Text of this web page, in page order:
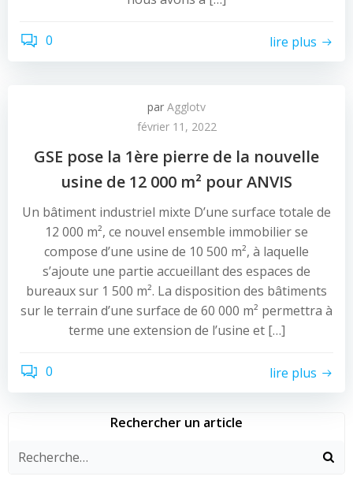
0 lire plus
par Agglotv
février 11, 2022
GSE pose la 1ère pierre de la nouvelle
usine de 12 000 m² pour ANVIS
Un bâtiment industriel mixte D’une surface totale de
12 000 m², ce nouvel ensemble immobilier se
compose d’une usine de 10 500 m², à laquelle
s’ajoute une partie accueillant des espaces de
bureaux sur 1 500 m². La disposition des bâtiments
sur le terrain d’une surface de 60 000 m² permettra à
terme une extension de l’usine et […]
0 lire plus
Rechercher un article